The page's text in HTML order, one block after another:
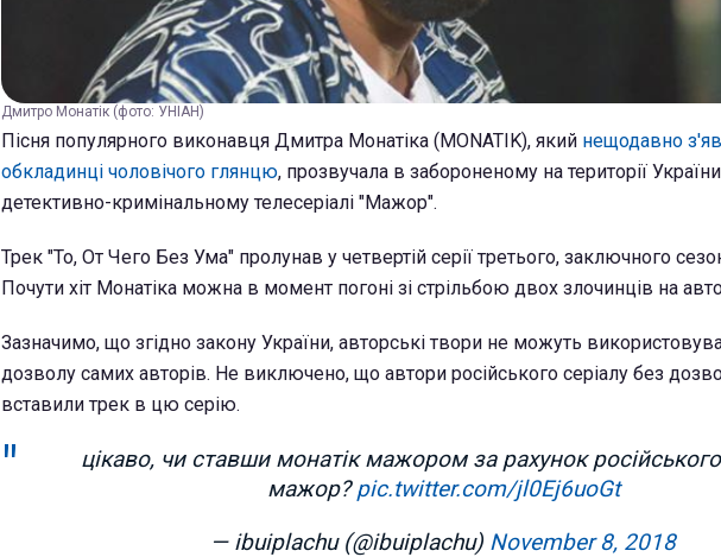
Дмитро Монатік (фото: УНІАН)
Пісня популярного виконавця Дмитра Монатіка (MONATIK), який нещодавно
обкладинці чоловічого глянцю, прозвучала в забороненому на території
детективно-кримінальному телесеріалі "Мажор".
Трек "То, От Чего Без Ума" пролунав у четвертій серії третього, заключного
Почути хіт Монатіка можна в момент погоні зі стрільбою двох злочинців на
Зазначимо, що згідно закону України, авторські твори не можуть
дозволу самих авторів. Не виключено, що автори російського серіалу без
вставили трек в цю серію.
цікаво, чи ставши монатік мажором за рахунок російського
мажор?pic.twitter.com/jl0Ej6uoGt
— ibuiplachu (@ibuiplachu) November 8, 2018